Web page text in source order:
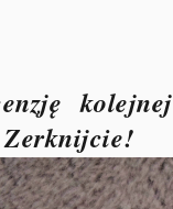
Zerknijcie!